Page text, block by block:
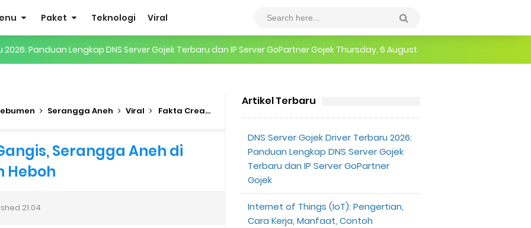
Paket Teknologi Viral
Cara Kerja, Manfaat, Contoh Penerapan, hingga Masa Depannya
Grabcar Terbaru
Diterima
Thursday, 6 August
Serangga Aneh Viral Fakta Creatonotos Gangis, Serangga Aneh di Kebumen Yang Bikin Heboh
Serangga Aneh di
Heboh
21.04
Artikel Terbaru
DNS Server Gojek Driver Terbaru 2026:
Panduan Lengkap DNS Server Gojek
Terbaru dan IP Server GoPartner
Gojek
Internet of Things (IoT): Pengertian,
Cara Kerja, Manfaat, Contoh